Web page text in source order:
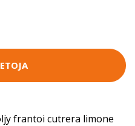
frantoi cutrera limone